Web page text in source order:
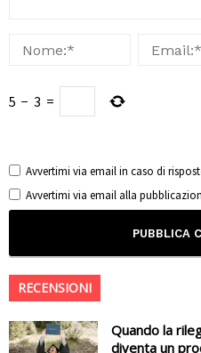
5 − 3 =
Avvertimi via email in caso di
Avvertimi via email alla
RECENSIONI
Quando la
diventa un